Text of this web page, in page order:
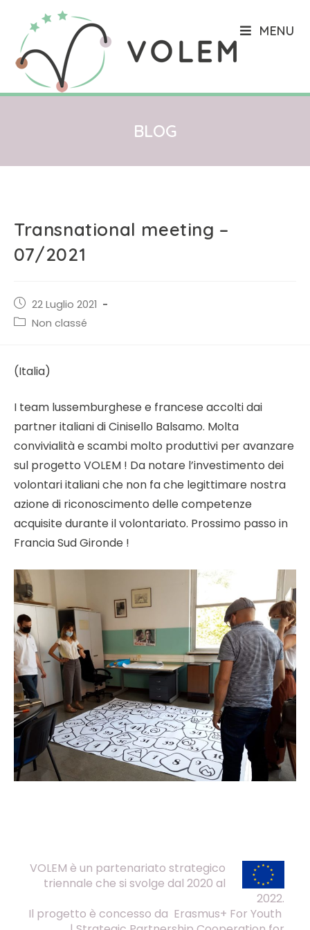
contenuto
MENU
BLOG
Transnational meeting –
07/2021
Post
published:
22 Luglio 2021
PostNon classé
(Italia)
I team lussemburghese e francese accolti dai
partner italiani di Cinisello Balsamo. Molta
convivialità e scambi molto produttivi per avanzare
sul progetto VOLEM ! Da notare l’investimento dei
volontari italiani che non fa che legittimare nostra
azione di riconoscimento delle competenze
acquisite durante il volontariato. Prossimo passo in
Francia Sud Gironde !
VOLEM è un partenariato strategico
triennale che si svolge dal 2020 al
2022.
Il progetto è concesso da Erasmus+ For Youth